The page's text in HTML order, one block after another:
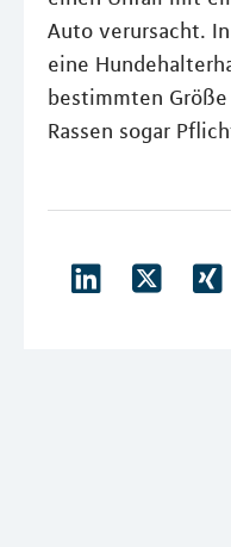
Auto verursacht.
eine
bestimmten
Rassen sogar